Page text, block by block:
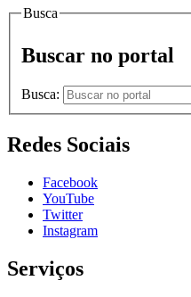
Busca
Buscar no portal
Busca:
Redes Sociais
Facebook
YouTube
Twitter
Instagram
Serviços